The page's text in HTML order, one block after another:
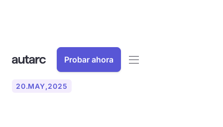
Probar ahora
20.MAY,2025